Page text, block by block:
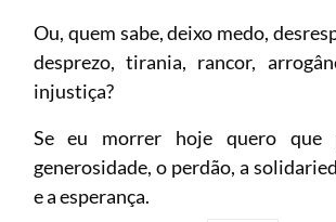
Ou, quem sabe, deixo medo,
desprezo, tirania, rancor,
injustiça?
Se eu morrer hoje quero que
generosidade, o perdão, a
e a esperança.